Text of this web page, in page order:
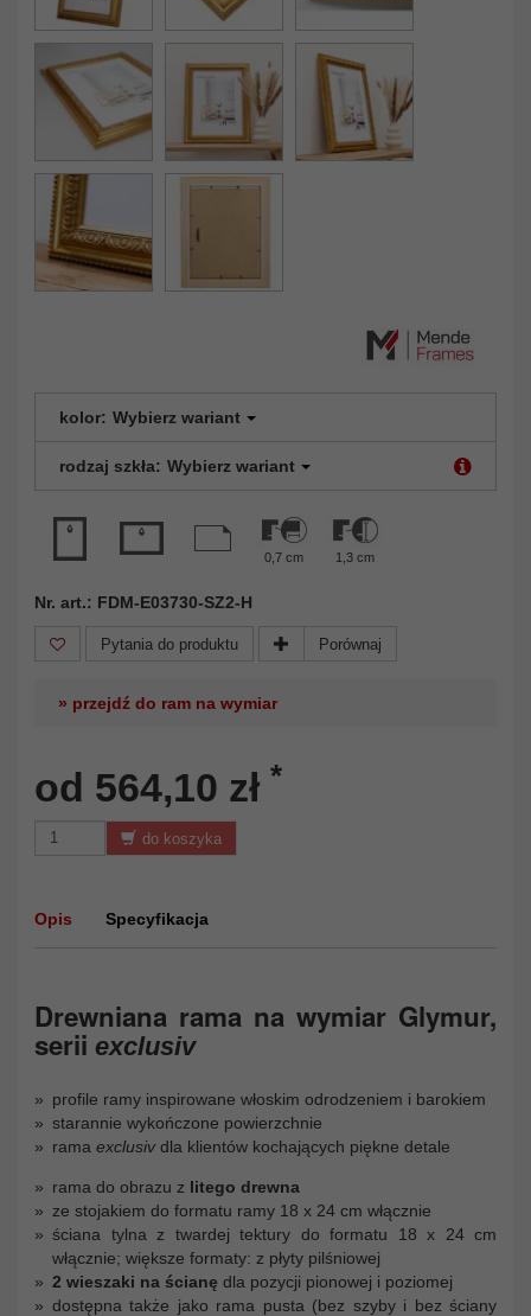
kolor: Wybierz wariant
rodzaj szkła: Wybierz wariant
0,7 cm 1,3 cm
Nr. art.: FDM-E03730-SZ2-H
Pytania do produktu Porównaj
» przejdź do ram na wymiar
od 564,10 zł *
do koszyka
Opis Specyfikacja
Drewniana rama na wymiar Glymur,
serii exclusiv
profile ramy inspirowane włoskim odrodzeniem i barokiem
starannie wykończone powierzchnie
rama exclusivdla klientów kochających piękne detale
rama do obrazu z litego drewna
ze stojakiem do formatu ramy 18 x 24 cm włącznie
ściana tylna z twardej tektury do formatu 18 x 24 cm
włącznie; większe formaty: z płyty pilśniowej
2 wieszaki na ścianę dla pozycji pionowej i poziomej
dostępna także jako rama pusta (bez szyby i bez ściany